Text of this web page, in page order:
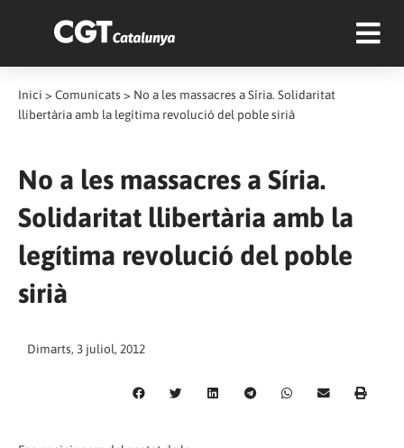
Inici > Comunicats > No a les massacres a Síria. Solidaritat
llibertària amb la legítima revolució del poble sirià
No a les massacres a Síria.
Solidaritat llibertària amb la
legítima revolució del poble
sirià
Dimarts, 3 juliol, 2012